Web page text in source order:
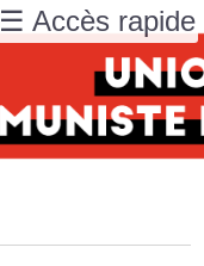
☰ Accès rapide